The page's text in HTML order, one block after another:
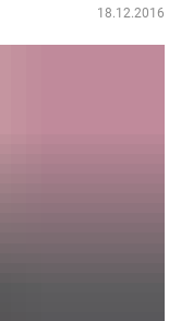
18.12.2016